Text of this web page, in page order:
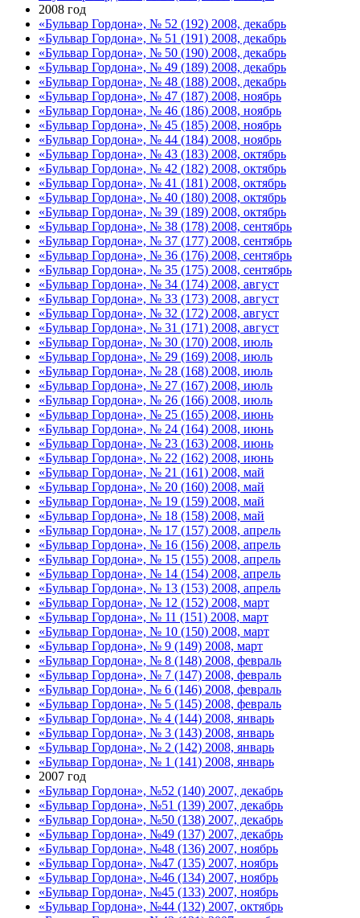
2008 год
«Бульвар Гордона», № 52 (192) 2008, декабрь
«Бульвар Гордона», № 51 (191) 2008, декабрь
«Бульвар Гордона», № 50 (190) 2008, декабрь
«Бульвар Гордона», № 49 (189) 2008, декабрь
«Бульвар Гордона», № 48 (188) 2008, декабрь
«Бульвар Гордона», № 47 (187) 2008, ноябрь
«Бульвар Гордона», № 46 (186) 2008, ноябрь
«Бульвар Гордона», № 45 (185) 2008, ноябрь
«Бульвар Гордона», № 44 (184) 2008, ноябрь
«Бульвар Гордона», № 43 (183) 2008, октябрь
«Бульвар Гордона», № 42 (182) 2008, октябрь
«Бульвар Гордона», № 41 (181) 2008, октябрь
«Бульвар Гордона», № 40 (180) 2008, октябрь
«Бульвар Гордона», № 39 (189) 2008, октябрь
«Бульвар Гордона», № 38 (178) 2008, сентябрь
«Бульвар Гордона», № 37 (177) 2008, сентябрь
«Бульвар Гордона», № 36 (176) 2008, сентябрь
«Бульвар Гордона», № 35 (175) 2008, сентябрь
«Бульвар Гордона», № 34 (174) 2008, август
«Бульвар Гордона», № 33 (173) 2008, август
«Бульвар Гордона», № 32 (172) 2008, август
«Бульвар Гордона», № 31 (171) 2008, август
«Бульвар Гордона», № 30 (170) 2008, июль
«Бульвар Гордона», № 29 (169) 2008, июль
«Бульвар Гордона», № 28 (168) 2008, июль
«Бульвар Гордона», № 27 (167) 2008, июль
«Бульвар Гордона», № 26 (166) 2008, июль
«Бульвар Гордона», № 25 (165) 2008, июнь
«Бульвар Гордона», № 24 (164) 2008, июнь
«Бульвар Гордона», № 23 (163) 2008, июнь
«Бульвар Гордона», № 22 (162) 2008, июнь
«Бульвар Гордона», № 21 (161) 2008, май
«Бульвар Гордона», № 20 (160) 2008, май
«Бульвар Гордона», № 19 (159) 2008, май
«Бульвар Гордона», № 18 (158) 2008, май
«Бульвар Гордона», № 17 (157) 2008, апрель
«Бульвар Гордона», № 16 (156) 2008, апрель
«Бульвар Гордона», № 15 (155) 2008, апрель
«Бульвар Гордона», № 14 (154) 2008, апрель
«Бульвар Гордона», № 13 (153) 2008, апрель
«Бульвар Гордона», № 12 (152) 2008, март
«Бульвар Гордона», № 11 (151) 2008, март
«Бульвар Гордона», № 10 (150) 2008, март
«Бульвар Гордона», № 9 (149) 2008, март
«Бульвар Гордона», № 8 (148) 2008, февраль
«Бульвар Гордона», № 7 (147) 2008, февраль
«Бульвар Гордона», № 6 (146) 2008, февраль
«Бульвар Гордона», № 5 (145) 2008, февраль
«Бульвар Гордона», № 4 (144) 2008, январь
«Бульвар Гордона», № 3 (143) 2008, январь
«Бульвар Гордона», № 2 (142) 2008, январь
«Бульвар Гордона», № 1 (141) 2008, январь
2007 год
«Бульвар Гордона», №52 (140) 2007, декабрь
«Бульвар Гордона», №51 (139) 2007, декабрь
«Бульвар Гордона», №50 (138) 2007, декабрь
«Бульвар Гордона», №49 (137) 2007, декабрь
«Бульвар Гордона», №48 (136) 2007, ноябрь
«Бульвар Гордона», №47 (135) 2007, ноябрь
«Бульвар Гордона», №46 (134) 2007, ноябрь
«Бульвар Гордона», №45 (133) 2007, ноябрь
«Бульвар Гордона», №44 (132) 2007, октябрь